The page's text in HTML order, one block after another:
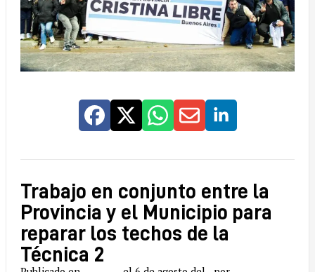
Trabajo en conjunto entre la
Provincia y el Municipio para
reparar los techos de la
Técnica 2